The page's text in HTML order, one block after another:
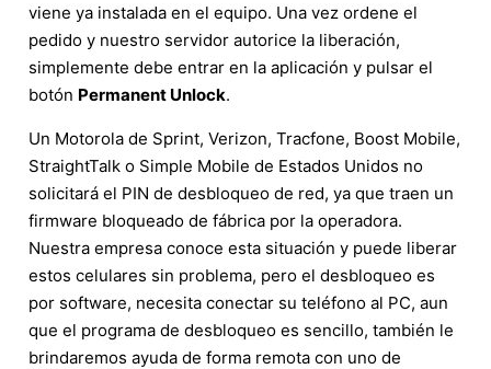
viene ya instalada en el equipo. Una vez ordene el
pedido y nuestro servidor autorice la liberación,
simplemente debe entrar en la aplicación y pulsar el
botón Permanent Unlock.
Un Motorola de Sprint, Verizon, Tracfone, Boost Mobile,
StraightTalk o Simple Mobile de Estados Unidos no
solicitará el PIN de desbloqueo de red, ya que traen un
firmware bloqueado de fábrica por la operadora.
Nuestra empresa conoce esta situación y puede liberar
estos celulares sin problema, pero el desbloqueo es
por software, necesita conectar su teléfono al PC, aun
que el programa de desbloqueo es sencillo, también le
brindaremos ayuda de forma remota con uno de